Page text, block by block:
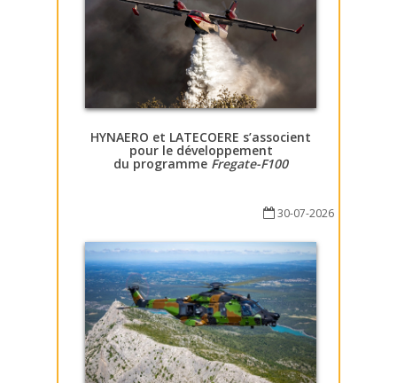
HYNAERO et LATECOERE s’associent
pour le développement
du programme Fregate-F100
30-07-2026